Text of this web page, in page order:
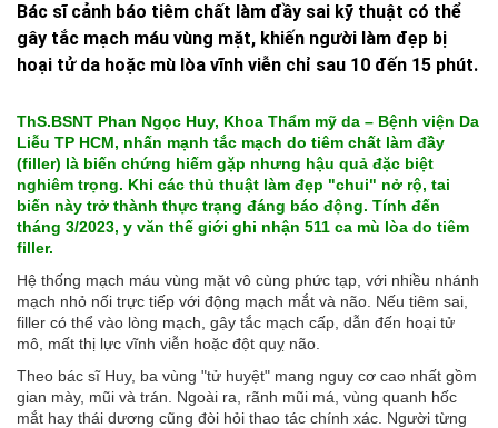
Bác sĩ cảnh báo tiêm chất làm đầy sai kỹ thuật có thể
gây tắc mạch máu vùng mặt, khiến người làm đẹp bị
hoại tử da hoặc mù lòa vĩnh viễn chỉ sau 10 đến 15 phút.
ThS.BSNT Phan Ngọc Huy, Khoa Thẩm mỹ da – Bệnh viện Da
Liễu TP HCM, nhấn mạnh tắc mạch do tiêm chất làm đầy
(filler) là biến chứng hiếm gặp nhưng hậu quả đặc biệt
nghiêm trọng. Khi các thủ thuật làm đẹp "chui" nở rộ, tai
biến này trở thành thực trạng đáng báo động. Tính đến
tháng 3/2023, y văn thế giới ghi nhận 511 ca mù lòa do tiêm
filler.
Hệ thống mạch máu vùng mặt vô cùng phức tạp, với nhiều nhánh
mạch nhỏ nối trực tiếp với động mạch mắt và não. Nếu tiêm sai,
filler có thể vào lòng mạch, gây tắc mạch cấp, dẫn đến hoại tử
mô, mất thị lực vĩnh viễn hoặc đột quỵ não.
Theo bác sĩ Huy, ba vùng "tử huyệt" mang nguy cơ cao nhất gồm
gian mày, mũi và trán. Ngoài ra, rãnh mũi má, vùng quanh hốc
mắt hay thái dương cũng đòi hỏi thao tác chính xác. Người từng